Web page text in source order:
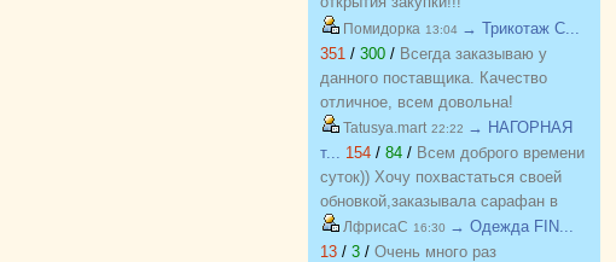
Помидорка 13:04 → Трикотаж C...
351 / 300 / Всегда заказываю у
данного поставщика. Качество
отличное, всем довольна!
Tatusya.mart 22:22 → НАГОРНАЯ
т... 154 / 84 / Всем доброго времени
суток)) Хочу похвастаться своей
обновкой,заказывала сарафан в
закупке (Нагорная трикотаж) и
осталась в полном восторге от
ЛфрисаС 16:30 → Одежда FIN...
13 / 3 / Очень много раз